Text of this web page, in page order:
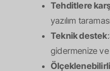
Tehditlere
yazılım
Teknik destek
gidermenize ve